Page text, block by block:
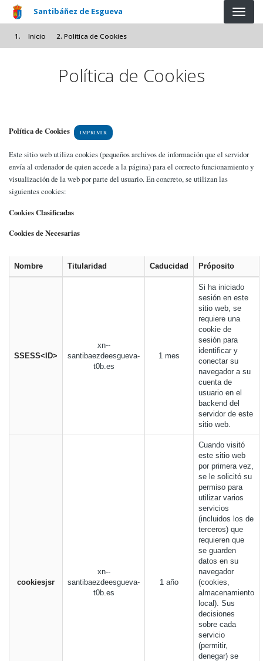
Pasar al contenido principal
Santibáñez de Esgueva
Inicio Política de Cookies
Política de Cookies
Política de Cookies IMPRIMIR
Este sitio web utiliza cookies (pequeños archivos de información que el servidor
envía al ordenador de quien accede a la página) para el correcto funcionamiento y
visualización de la web por parte del usuario. En concreto, se utilizan las
siguientes cookies:
Cookies Clasificadas
Cookies de Necesarias
Nombre Titularidad Caducidad Próposito
SSESS<ID>
xn--
santibaezdeesgueva-
t0b.es
1 mes
Si ha iniciado
sesión en este
sitio web, se
requiere una
cookie de
sesión para
identificar y
conectar su
navegador a su
cuenta de
usuario en el
backend del
servidor de este
sitio web.
cookiesjsr
xn--
santibaezdeesgueva-
t0b.es
1 año
Cuando visitó
este sitio web
por primera vez,
se le solicitó su
permiso para
utilizar varios
servicios
(incluidos los de
terceros) que
requieren que
se guarden
datos en su
navegador
(cookies,
almacenamiento
local). Sus
decisiones
sobre cada
servicio
(permitir,
denegar) se